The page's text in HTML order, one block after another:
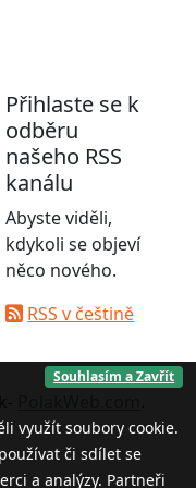
Přihlaste se k
odběru
našeho RSS
kanálu
Abyste viděli,
kdykoli se objeví
něco nového.
RSS v češtině
Souhlasím a Zavřít
využít soubory cookie.
či sdílet se
a analýzy. Partneři